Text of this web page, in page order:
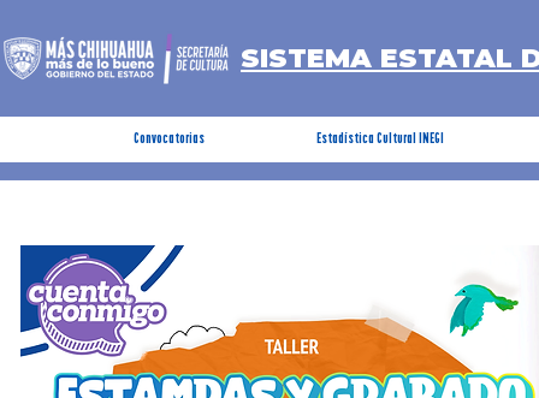
SISTEMA ESTATAL
Convocatorias Estadística Cultural INEGI